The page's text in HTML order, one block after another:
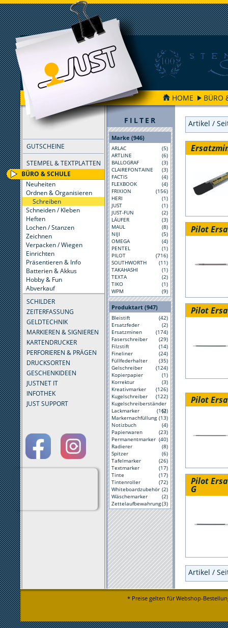
HOME BÜRO
GUTSCHEINE
STEMPEL & TEXTPLATTEN
BÜRO & SCHULE
Neuheiten
Ordnen & Organisieren
Schreiben
Schneiden / Kleben
Heften
Lochen / Stanzen
Zeichnen
Verpacken / Wiegen
Einrichten
Präsentieren & Info
Batterien & Akkus
Hobby & Fun
Abverkauf
SCHILDER
ZEITERFASSUNG
GELDTECHNIK
MARKIEREN & SIGNIEREN
KARTENDRUCKER
PERFORIEREN & PRÄGEN
DRUCKSORTEN
GESCHENKIDEEN
JUSTNET IT
INFOTHEK
JUST SUPPORT
FILTER
Marke (946)
ARLAC
(5)
ARTLINE
(6)
BALLOGRAF
(3)
CLAIREFONTAINE
(3)
FACTIS
(4)
FLEXBOOK
(4)
FRIXION
(156)
HERI
(1)
JUST
(1)
JUST-FUN
(2)
LÄUFER
(3)
MAUL
(8)
NIJI
(5)
OMEGA
(4)
PENTEL
(1)
PILOT
(716)
SOUTHWORTH
(11)
TAKAHASHI
(1)
TEXTA
(2)
TIKO
(1)
WPM
(9)
Produktart (947)
Bleistift
(42)
Ersatzfeder
(2)
Ersatzminen
(174)
Faserschreiber
(29)
Filzstift
(14)
Fineliner
(24)
Füllfederhalter
(35)
Gelschreiber
(124)
Kopierpapier
(1)
Korrektur
(3)
Kreativmarker
(126)
Kugelschreiber
(122)
Kugelschreiberständer
(2)
Lackmarker
(16)
Markernachfüllung (13)
Notizbuch
(4)
Papierwaren
(23)
Permanentmarker (40)
Radierer
(8)
Spitzer
(6)
Tafelmarker
(26)
Textmarker
(17)
Tinte
(17)
Tintenroller
(72)
Whiteboardzubehör (2)
Wäschemarker
(2)
Zettelaufbewahrung(3)
Artikel /
Pilot
Pilot
Pilot
Pilot
G
Artikel /
* Preise gelten für Webshop-